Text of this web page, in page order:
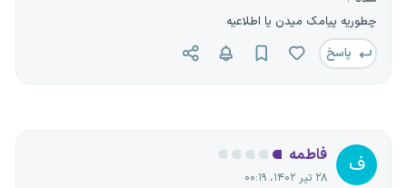
چطوریه پیامک میدن یا اطلاعیه
پاسخ
ف فاطمه
۲۸ تیر ۱۴۰۲، ۰۰:۱۹